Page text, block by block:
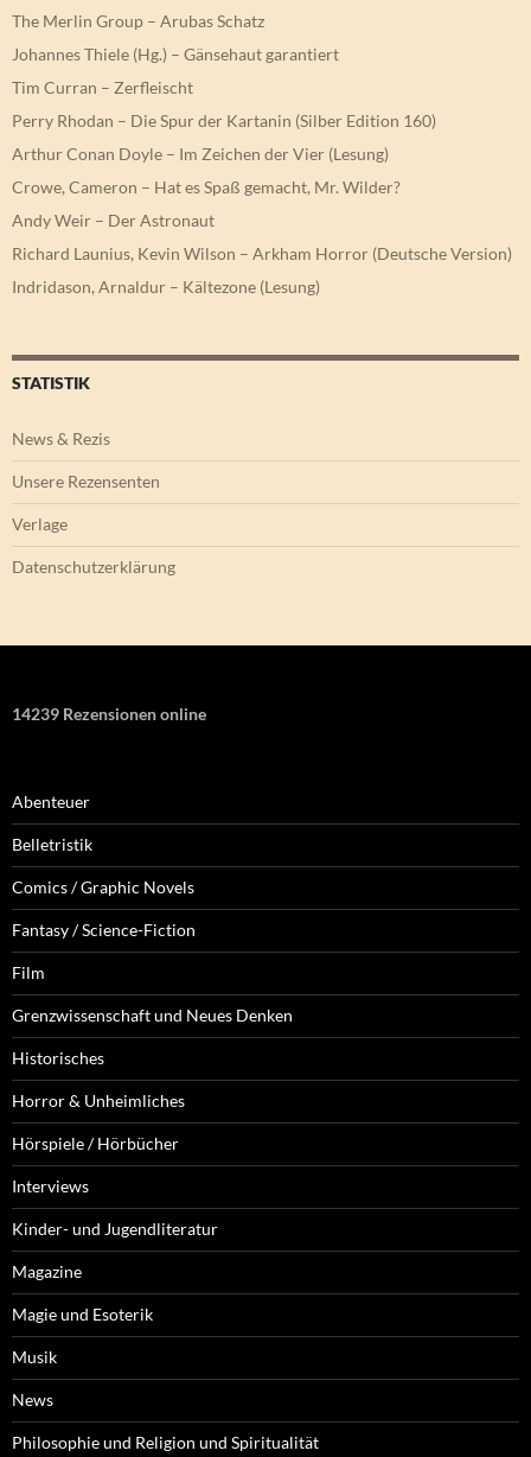
The Merlin Group – Arubas Schatz
Johannes Thiele (Hg.) – Gänsehaut garantiert
Tim Curran – Zerfleischt
Perry Rhodan – Die Spur der Kartanin (Silber Edition 160)
Arthur Conan Doyle – Im Zeichen der Vier (Lesung)
Crowe, Cameron – Hat es Spaß gemacht, Mr. Wilder?
Andy Weir – Der Astronaut
Richard Launius, Kevin Wilson – Arkham Horror (Deutsche Version)
Indridason, Arnaldur – Kältezone (Lesung)
STATISTIK
News & Rezis
Unsere Rezensenten
Verlage
Datenschutzerklärung
14239 Rezensionen online
Abenteuer
Belletristik
Comics / Graphic Novels
Fantasy / Science-Fiction
Film
Grenzwissenschaft und Neues Denken
Historisches
Horror & Unheimliches
Hörspiele / Hörbücher
Interviews
Kinder- und Jugendliteratur
Magazine
Magie und Esoterik
Musik
News
Philosophie und Religion und Spiritualität